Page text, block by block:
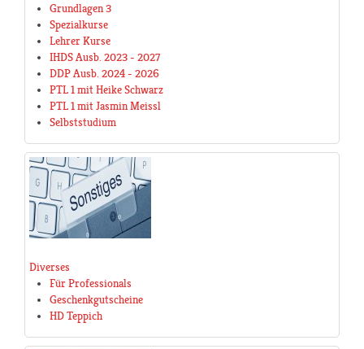
Grundlagen 3
Spezialkurse
Lehrer Kurse
IHDS Ausb. 2023 - 2027
DDP Ausb. 2024 - 2026
PTL 1 mit Heike Schwarz
PTL 1 mit Jasmin Meissl
Selbststudium
Diverses
Für Professionals
Geschenkgutscheine
HD Teppich